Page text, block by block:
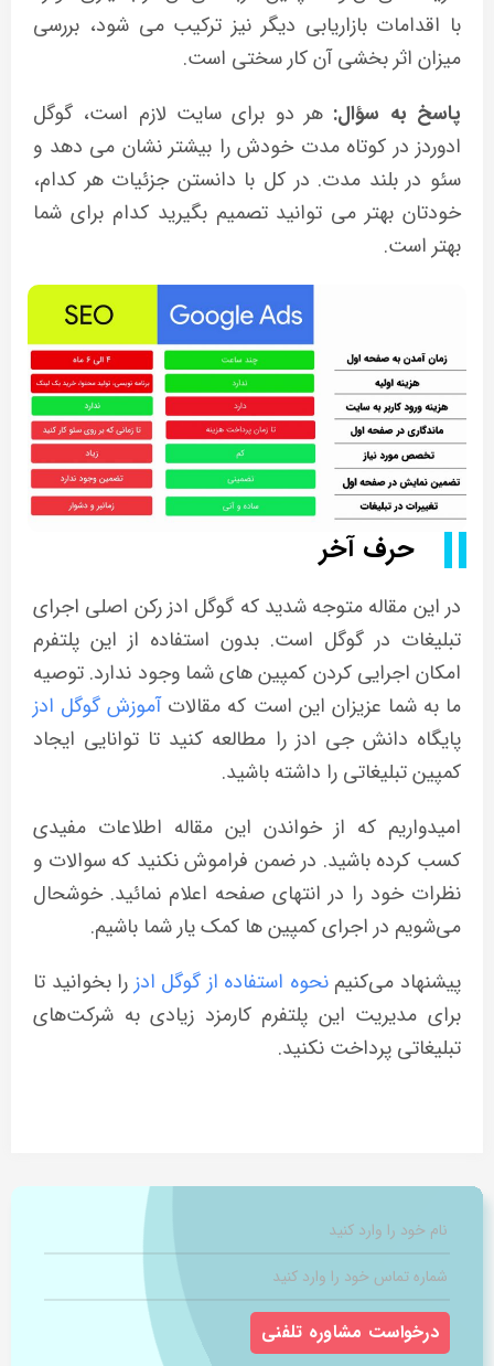
با اقدامات بازاریابی دیگر نیز ترکیب می شود، بررسی
میزان اثر بخشی آن کار سختی است.
پاسخ به سؤال: هر دو برای سایت لازم است، گوگل
ادوردز در کوتاه مدت خودش را بیشتر نشان می دهد و
سئو در بلند مدت. در کل با دانستن جزئیات هر کدام،
خودتان بهتر می توانید تصمیم بگیرید کدام برای شما
بهتر است.
حرف آخر
در این مقاله متوجه شدید که گوگل ادز رکن اصلی اجرای
تبلیغات در گوگل است. بدون استفاده از این پلتفرم
امکان اجرایی کردن کمپین های شما وجود ندارد. توصیه
ما به شما عزیزان این است که مقالاتآموزش گوگل ادز
پایگاه دانش جی ادز را مطالعه کنید تا توانایی ایجاد
کمپین تبلیغاتی را داشته باشید.
امیدواریم که از خواندن این مقاله اطلاعات مفیدی
کسب کرده باشید. در ضمن فراموش نکنید که سوالات و
نظرات خود را در انتهای صفحه اعلام نمائید. خوشحال
می‌شویم در اجرای کمپین ها کمک یار شما باشیم.
پیشنهاد می‌کنیمنحوه استفاده از گوگل ادز را بخوانید تا
برای مدیریت این پلتفرم کارمزد زیادی به شرکت‌های
تبلیغاتی پرداخت نکنید.